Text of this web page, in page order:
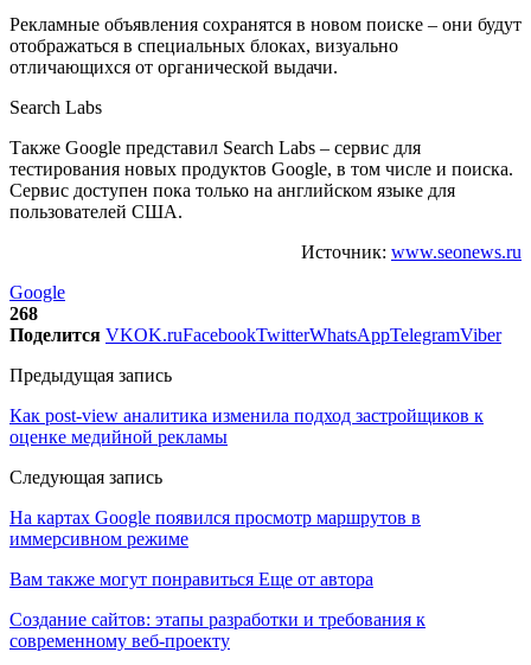
Рекламные объявления сохранятся в новом поиске – они будут
отображаться в специальных блоках, визуально
отличающихся от органической выдачи.
Search Labs
Также Google представил Search Labs – сервис для
тестирования новых продуктов Google, в том числе и поиска.
Сервис доступен пока только на английском языке для
пользователей США.
Источник: www.seonews.ru
Google
268
Поделится VKOK.ruFacebookTwitterWhatsAppTelegramViber
Предыдущая запись
Как post-view аналитика изменила подход застройщиков к
оценке медийной рекламы
Следующая запись
На картах Google появился просмотр маршрутов в
иммерсивном режиме
Вам также могут понравиться Еще от автора
Создание сайтов: этапы разработки и требования к
современному веб-проекту